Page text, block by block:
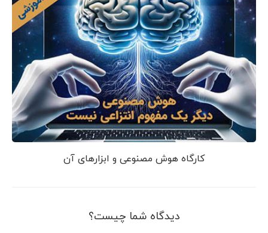
کارگاه هوش مصنوعی و ابزارهای آن
دیدگاه شما چیست؟